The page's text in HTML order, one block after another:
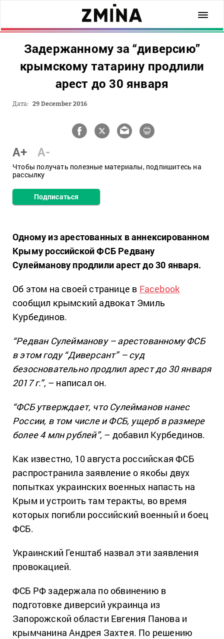
Задержанному за “диверсию”
крымскому татарину продлили
арест до 30 января
Дата: 29 December 2016
A+ A-
Чтобы получать полезные материалы, подпишитесь на
рассылку
Подписаться
Одному из арестованных в аннексированном
Крыму российской ФСБ Редвану
Сулейманову продлили арест до 30 января.
Об этом на своей странице в Facebook
сообщил крымский адвокат Эмиль
Курбединов.
“Редван Сулейманову – арестованному ФСБ
в этом году “Диверсант” – суд
безосновательно продлил арест до 30 января
2017 г.”,– написал он.
“ФСБ утверждает, что Сулейманов нанес
России, в том числе и ФСБ, ущерб в размере
более 4 млн рублей”, – добавил Курбединов.
Как известно, 10 августа российская ФСБ
распространила заявление о якобы двух
попытках украинских военных напасть на
Крым и устроить там теракты, во время
которых погибли российский военный и боец
ФСБ.
Украинский Генштаб назвал эти заявления
провокацией.
ФСБ РФ задержала по обвинению в
подготовке диверсий украинца из
Запорожской области Евгения Панова и
крымчанина Андрея Захтея. По решению